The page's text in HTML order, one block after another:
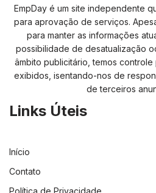
EmpDay é um site independente
para aprovação de serviços.
para manter as informações
possibilidade de desatualização
âmbito publicitário, temos
exibidos, isentando-nos de
de terceiros
Links Úteis
Início
Contato
Política de Privacidade